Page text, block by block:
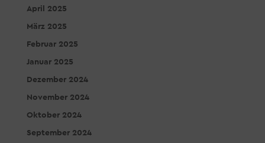
April 2025
März 2025
Februar 2025
Januar 2025
Dezember 2024
November 2024
Oktober 2024
September 2024